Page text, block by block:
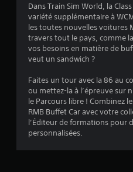
Dans Train Sim World, la
variété supplémentaire à
les toutes nouvelles voitures
travers tout le pays, comme
vos besoins en matière de
veut un sandwich ?
Faites un tour avec la 86 au
ou mettez-la à l’épreuve sur
le Parcours libre ! Combinez
RMB Buffet Car avec votre
l’Éditeur de formations pour
personnalisées.